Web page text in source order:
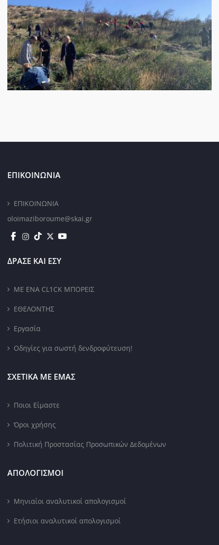
ΕΠΙΚΟΙΝΩΝΙΑ
ΕΠΙΚΟΙΝΩΝΙΑ
oloimaziboroume@skai.gr
ΔΡΑΣΕ ΚΑΙ ΕΣΥ
ΜΕ ΕΝΑ CL1CK ΜΠΟΡΕΙΣ
ΕΘΕΛΟΝΤΗΣ
Εργασία
Οδηγίες για σωστή δενδροφύτευση!
ΣΧΕΤΙΚΑ ΜΕ ΕΜΑΣ
Ποιοι Είμαστε
Όροι χρήσης
Πολιτική Προστασίας Προσωπικών Δεδομένων
ΑΠΟΛΟΓΙΣΜΟΙ
Μηνιαίοι αναλυτικοί απολογισμοί
Ετήσιοι αναλυτικοί απολογισμοί